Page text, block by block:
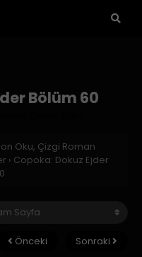
Bölüm 60
Oku, Çizgi Roman
› Copoka: Dokuz Ejder
Önceki Sonraki